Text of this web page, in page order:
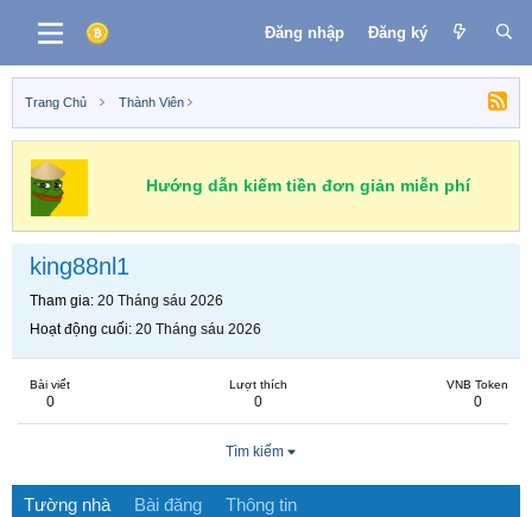
Đăng nhập Đăng ký
Trang Chủ Thành Viên
Hướng dẫn kiếm tiền đơn giản miễn phí
king88nl1
Tham gia 20 Tháng sáu 2026
Hoạt động cuối 20 Tháng sáu 2026
Bài viết
0
Lượt thích
0
VNB Token
0
Tìm kiếm
Tường nhà Bài đăng Thông tin